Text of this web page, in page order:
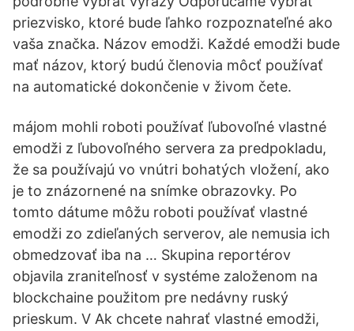
priezvisko, ktoré bude ľahko rozpoznateľné ako
vaša značka. Názov emodži. Každé emodži bude
mať názov, ktorý budú členovia môcť používať
na automatické dokončenie v živom čete.
májom mohli roboti používať ľubovoľné vlastné
emodži z ľubovoľného servera za predpokladu,
že sa používajú vo vnútri bohatých vložení, ako
je to znázornené na snímke obrazovky. Po
tomto dátume môžu roboti používať vlastné
emodži zo zdieľaných serverov, ale nemusia ich
obmedzovať iba na … Skupina reportérov
objavila zraniteľnosť v systéme založenom na
blockchaine použitom pre nedávny ruský
prieskum. V Ak chcete nahrať vlastné emodži,